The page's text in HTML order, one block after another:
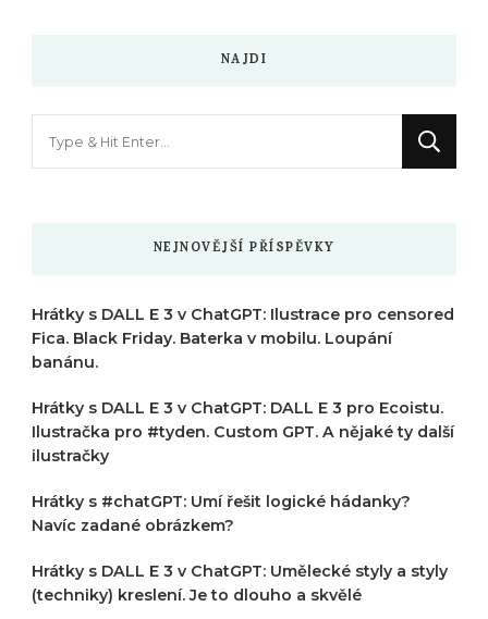
NAJDI
NEJNOVĚJŠÍ PŘÍSPĚVKY
Hrátky s DALL E 3 v ChatGPT: Ilustrace pro censored
Fica. Black Friday. Baterka v mobilu. Loupání
banánu.
Hrátky s DALL E 3 v ChatGPT: DALL E 3 pro Ecoistu.
Ilustračka pro #tyden. Custom GPT. A nějaké ty další
ilustračky
Hrátky s #chatGPT: Umí řešit logické hádanky?
Navíc zadané obrázkem?
Hrátky s DALL E 3 v ChatGPT: Umělecké styly a styly
(techniky) kreslení. Je to dlouho a skvělé